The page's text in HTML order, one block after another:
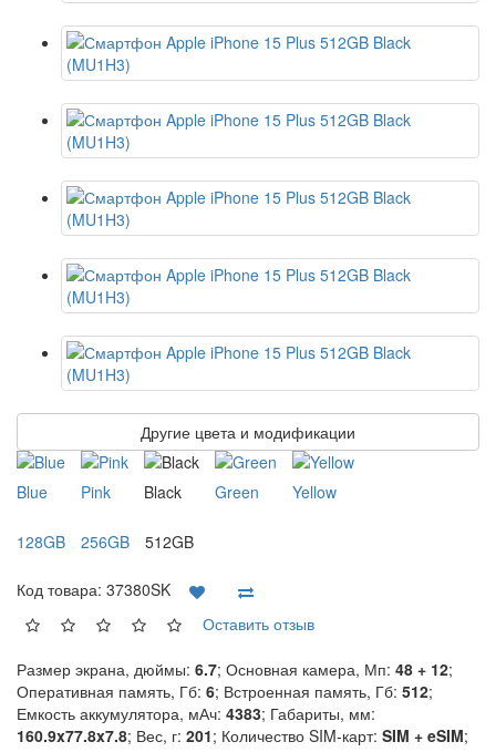
Другие цвета и модификации
Blue Pink Black Green Yellow
128GB 256GB 512GB
Код товара: 37380SK
Оставить отзыв
Размер экрана, дюймы: 6.7; Основная камера, Мп: 48 + 12;
Оперативная память, Гб: 6; Встроенная память, Гб: 512;
Емкость аккумулятора, мАч: 4383; Габариты, мм:
160.9x77.8x7.8; Вес, г: 201; Количество SIM-карт: SIM + eSIM;